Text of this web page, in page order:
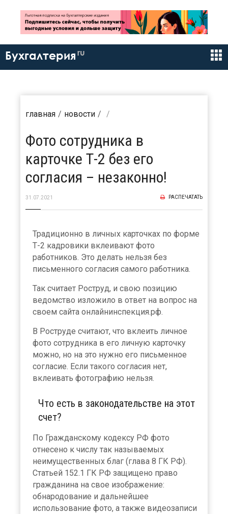
Бухгалтерия ru
главная новости
Фото сотрудника в
карточке Т-2 без его
согласия – незаконно!
31.07.2021 РАСПЕЧАТАТЬ
Традиционно в личных карточках по форме
Т-2 кадровики вклеивают фото
работников. Это делать нельзя без
письменного согласия самого работника.
Так считает Роструд, и свою позицию
ведомство изложило в ответ на вопрос на
своем сайта онлайнинспекция.рф.
В Роструде считают, что вклеить личное
фото сотрудника в его личную карточку
можно, но на это нужно его письменное
согласие. Если такого согласия нет,
вклеивать фотографию нельзя.
Что есть в законодательстве на этот
счет?
По Гражданскому кодексу РФ фото
отнесено к числу так называемых
неимущественных благ (глава 8 ГК РФ).
Статьей 152.1 ГК РФ защищено право
гражданина на свое изображение:
обнародование и дальнейшее
использование фото, а также видеозаписи